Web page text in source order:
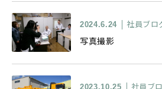
2024.6.24 社員ブロ
写真撮影
2023.10.25 社員ブ